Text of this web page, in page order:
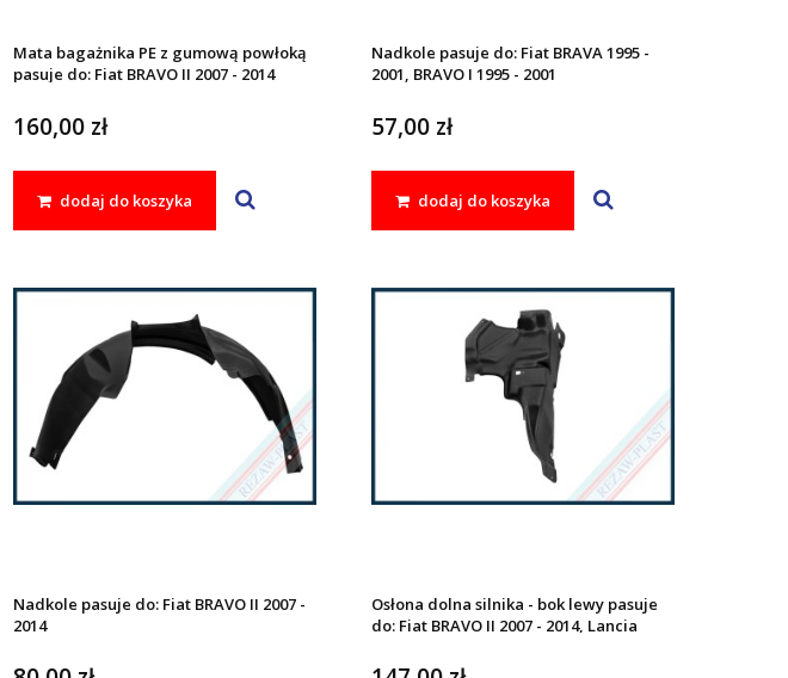
Mata bagażnika PE z gumową powłoką
pasuje do: Fiat BRAVO II 2007 - 2014
160,00 zł
dodaj do koszyka
Nadkole pasuje do: Fiat BRAVA 1995 -
2001, BRAVO I 1995 - 2001
57,00 zł
dodaj do koszyka
Nadkole pasuje do: Fiat BRAVO II 2007 -
2014
Osłona dolna silnika - bok lewy pasuje
do: Fiat BRAVO II 2007 - 2014, Lancia